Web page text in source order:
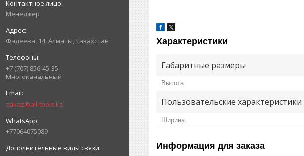
Менеджер
Фадеева, 14, Алматы, Казахстан
+7 (707) 856-45-35
Многоканальный
zakaz@all-tools.kz
+77064075089
Характеристики
Габаритные размеры
Высота
Пользовательские характеристики
Ширина
Информация для заказа